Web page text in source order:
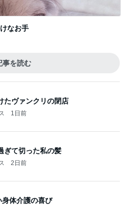
なお手
事を読む
たヴァンクリの閉店
1日前
ぎて切った私の髪
2日前
体介護の喜び